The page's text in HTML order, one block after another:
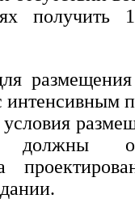
получить
интенсивным
должны